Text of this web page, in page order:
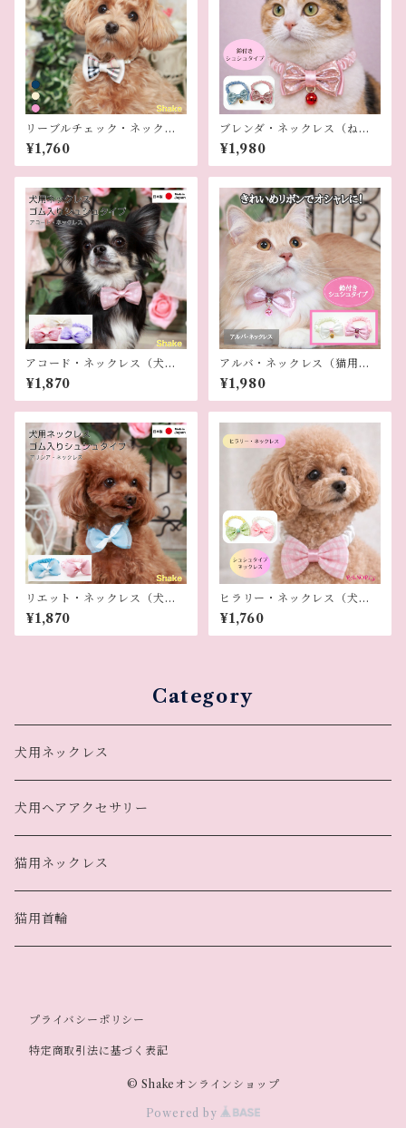
リーブルチェック・ネックレ
ス（犬用ネックレス）
¥1,760
ブレンダ・ネックレス（ねこ
用）
¥1,980
アコード・ネックレス（犬用
ネックレス）
¥1,870
アルバ・ネックレス（猫用ネ
ックレス）
¥1,980
リエット・ネックレス（犬用
ネックレス）
¥1,870
ヒラリー・ネックレス（犬用
ネックレス）
¥1,760
Category
犬用ネックレス
犬用ヘアアクセサリー
猫用ネックレス
猫用首輪
プライバシーポリシー
特定商取引法に基づく表記
© Shakeオンラインショップ
Powered by